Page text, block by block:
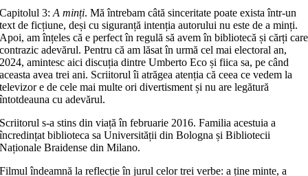
Capitolul 3:A minți. Mă întrebam câtă sinceritate poate exista într-un
text de ficțiune, deși cu siguranță intenția autorului nu este de a minți.
Apoi, am înțeles că e perfect în regulă să avem în bibliotecă și cărți care
contrazic adevărul. Pentru că am lăsat în urmă cel mai electoral an,
2024, amintesc aici discuția dintre Umberto Eco și fiica sa, pe când
aceasta avea trei ani. Scriitorul îi atrăgea atenția că ceea ce vedem la
televizor e de cele mai multe ori divertisment și nu are legătură
întotdeauna cu adevărul.
Scriitorul s-a stins din viață în februarie 2016. Familia acestuia a
încredințat biblioteca sa Universității din Bologna și Bibliotecii
Naționale Braidense din Milano.
Filmul îndeamnă la reflecție în jurul celor trei verbe: a ține minte, a